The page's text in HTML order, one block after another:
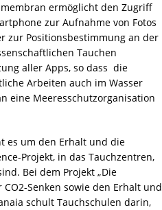
ermöglicht den Zugriff
zur Aufnahme von Fotos
zur Positionsbestimmung an der
Tauchen
aller Apps, so dass die
Arbeiten auch im Wasser
eine Meeresschutzorganisation
es um den Erhalt und die
Projekt, in das Tauchzentren,
Bei dem Projekt „Die
Senken sowie den Erhalt und
schult Tauchschulen darin,